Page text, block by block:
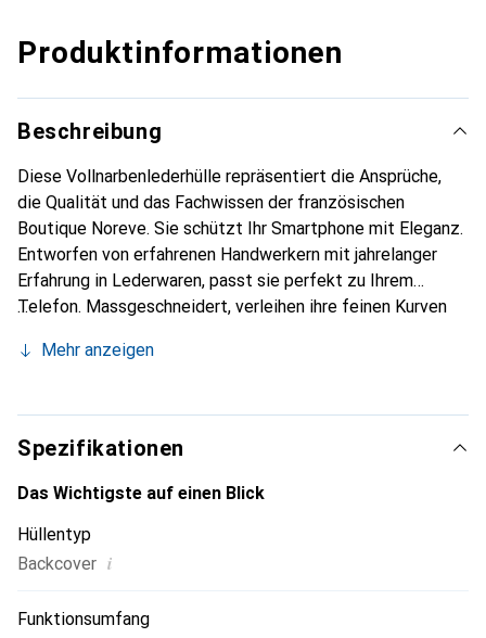
Produktinformationen
Beschreibung
Diese Vollnarbenlederhülle repräsentiert die Ansprüche,
die Qualität und das Fachwissen der französischen
Boutique Noreve. Sie schützt Ihr Smartphone mit Eleganz.
Entworfen von erfahrenen Handwerkern mit jahrelanger
Erfahrung in Lederwaren, passt sie perfekt zu Ihrem
Telefon. Massgeschneidert, verleihen ihre feinen Kurven
unverzichtbaren Accessoire für Ihr Smartphone. Die Marke
anerkannt und eine zuverlässige Wahl für eine
anspruchsvolle Kundschaft.
Mehr anzeigen
Spezifikationen
Das Wichtigste auf einen Blick
Hüllentyp
Backcover i
Funktionsumfang